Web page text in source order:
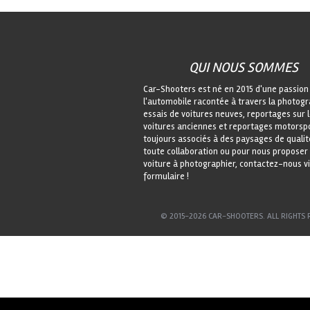
QUI NOUS SOMMES
Car-Shooters est né en 2015 d'une
l'automobile racontée à travers la
essais de voitures neuves, reportages sur
voitures anciennes et reportages
toujours associés à des paysages de
toute collaboration ou pour nous proposer
voiture à photographier, contactez-nous
formulaire !
© 2015-2026 CAR-SHOOTERS. ALL RIGHTS